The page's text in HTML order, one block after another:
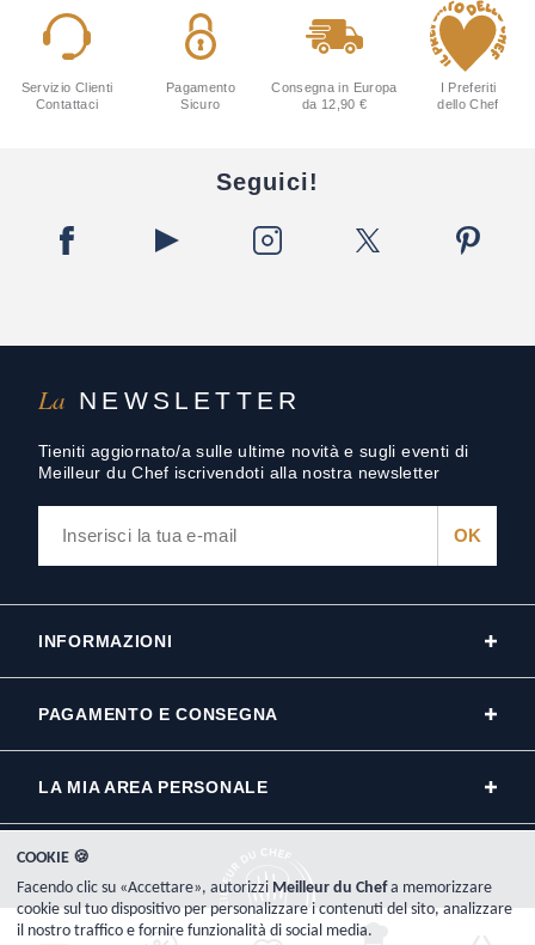
La NEWSLETTER
Tieniti aggiornato/a sulle ultime novità e sugli eventi di
Meilleur du Chef iscrivendoti alla nostra newsletter
Servizio Clienti
Contattaci
Pagamento
Sicuro
Consegna in Europa
da 12,90 €
I Preferiti
dello Chef
Seguici!
INFORMAZIONI
PAGAMENTO E CONSEGNA
LA MIA AREA PERSONALE
COOKIE 🍪
Facendo clic su «Accettare», autorizzi Meilleur du Chefa memorizzare
cookie sul tuo dispositivo per personalizzare i contenuti del sito, analizzare
il nostro traffico e fornire funzionalità di social media.